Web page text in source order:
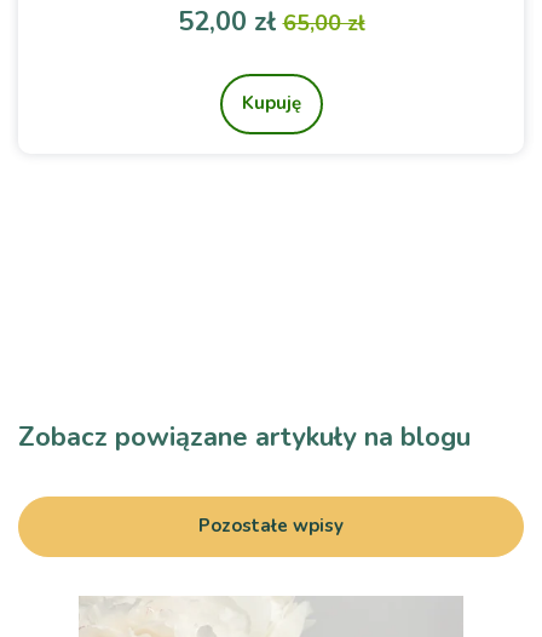
Cena
52,00 złCena podstawowa
65,00 zł
Kupuję
Zobacz powiązane artykuły na blogu
Pozostałe wpisy